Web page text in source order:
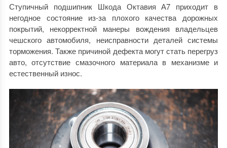
Ступичный подшипник Шкода Октавия А7 приходит в
негодное состояние из-за плохого качества дорожных
покрытий, некорректной манеры вождения владельцев
чешского автомобиля, неисправности деталей системы
торможения. Также причиной дефекта могут стать перегруз
авто, отсутствие смазочного материала в механизме и
естественный износ.